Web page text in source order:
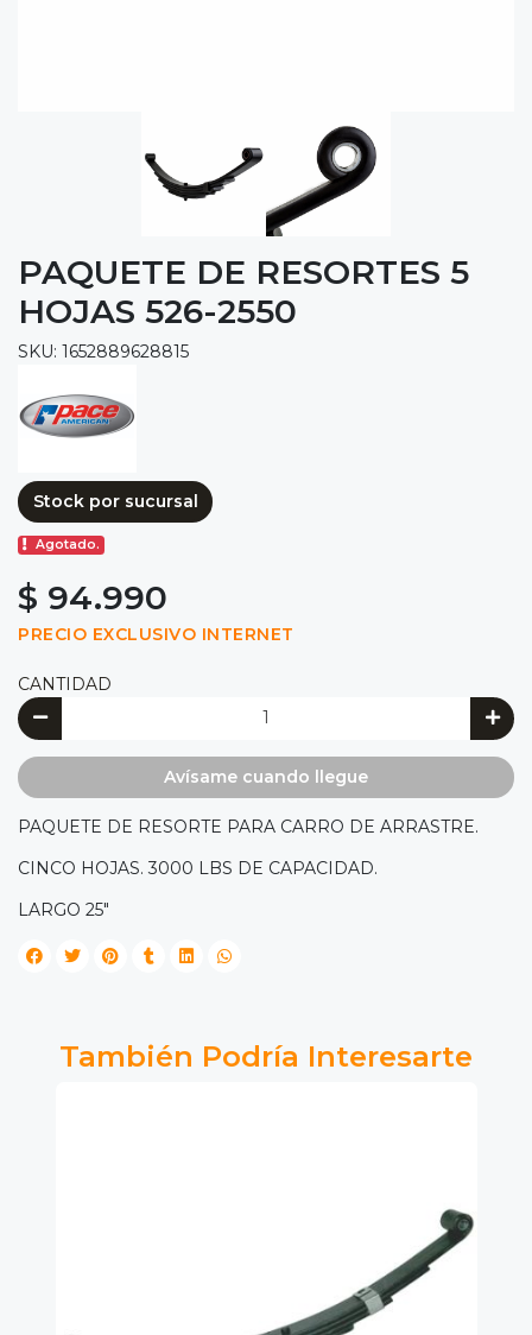
PAQUETE DE RESORTES 5
HOJAS 526-2550
SKU: 1652889628815
Stock por sucursal
Agotado.
$ 94.990
PRECIO EXCLUSIVO INTERNET
CANTIDAD
Avísame cuando llegue
PAQUETE DE RESORTE PARA CARRO DE ARRASTRE.
CINCO HOJAS. 3000 LBS DE CAPACIDAD.
LARGO 25"
También Podría Interesarte